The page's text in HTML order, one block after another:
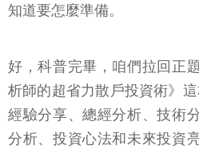
知道要怎麼準備。
好，科普完畢，咱們拉回正
析師的超省力散戶投資術》
經驗分享、總經分析、技術
分析、投資心法和未來投資